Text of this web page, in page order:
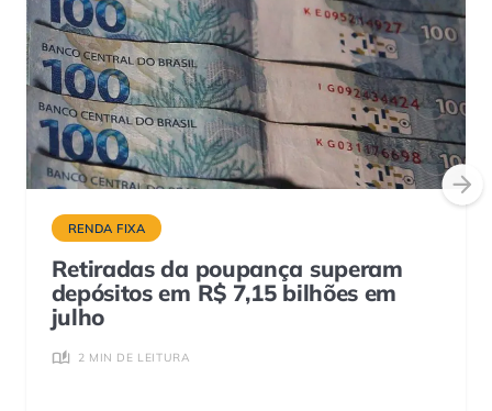
RENDA FIXA
Retiradas da poupança superam
depósitos em R$ 7,15 bilhões em
julho
2 MIN DE LEITURA